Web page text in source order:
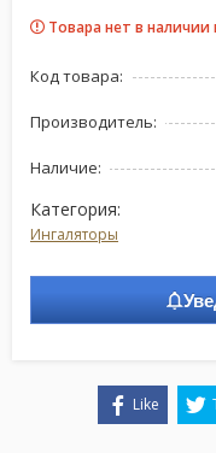
Товара нет в
Код товара:
Производитель:
Наличие:
Категория:
Ингаляторы
Like